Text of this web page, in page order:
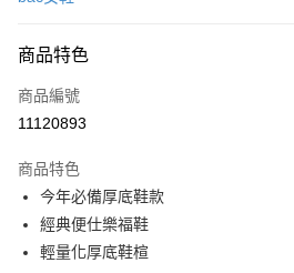
Apple Pay
街口支付
宅配
每筆NT$90，滿NT$1,000(含以上)免運費
商品特色
商品編號
11120893
商品特色
今年必備厚底鞋款
經典便仕樂福鞋
輕量化厚底鞋楦